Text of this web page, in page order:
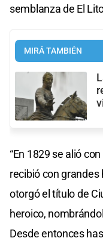
semblanza de El
MIRÁ TAMBIÉN
“En 1829 se alió
recibió con grandes
otorgó el título de
heroico,
Desde entonces